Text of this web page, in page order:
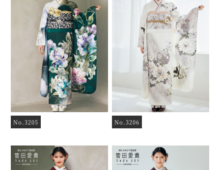
No.3205 No.3206